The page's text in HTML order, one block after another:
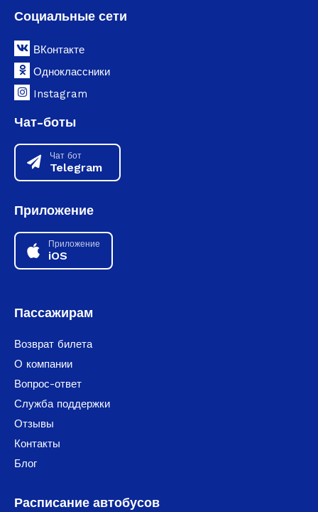
Социальные сети
ВКонтакте
Одноклассники
Instagram
Чат-боты
Чат бот
Telegram
Приложение
Приложение
iOS
Пассажирам
Возврат билета
О компании
Вопрос-ответ
Служба поддержки
Отзывы
Контакты
Блог
Расписание автобусов